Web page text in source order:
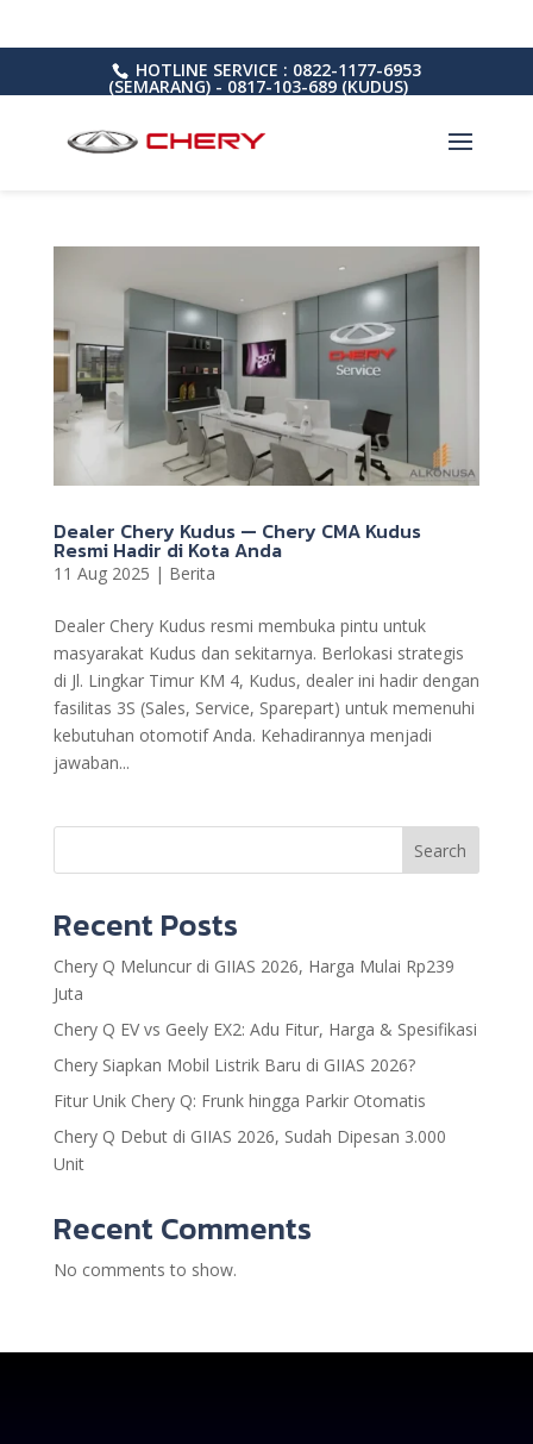
HOTLINE SERVICE : 0822-1177-6953
(SEMARANG) - 0817-103-689 (KUDUS)
Dealer Chery Kudus — Chery CMA Kudus
Resmi Hadir di Kota Anda
11 Aug 2025 | Berita
Dealer Chery Kudus resmi membuka pintu untuk
masyarakat Kudus dan sekitarnya. Berlokasi strategis
di Jl. Lingkar Timur KM 4, Kudus, dealer ini hadir dengan
fasilitas 3S (Sales, Service, Sparepart) untuk memenuhi
kebutuhan otomotif Anda. Kehadirannya menjadi
jawaban...
Search
Recent Posts
Chery Q Meluncur di GIIAS 2026, Harga Mulai Rp239
Juta
Chery Q EV vs Geely EX2: Adu Fitur, Harga & Spesifikasi
Chery Siapkan Mobil Listrik Baru di GIIAS 2026?
Fitur Unik Chery Q: Frunk hingga Parkir Otomatis
Chery Q Debut di GIIAS 2026, Sudah Dipesan 3.000
Unit
Recent Comments
No comments to show.